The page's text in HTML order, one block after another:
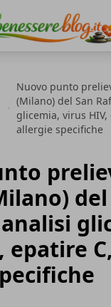
Nuovo punto
(Milano) del San
glicemia, virus HIV,
allergie specifiche
del
epatire C,